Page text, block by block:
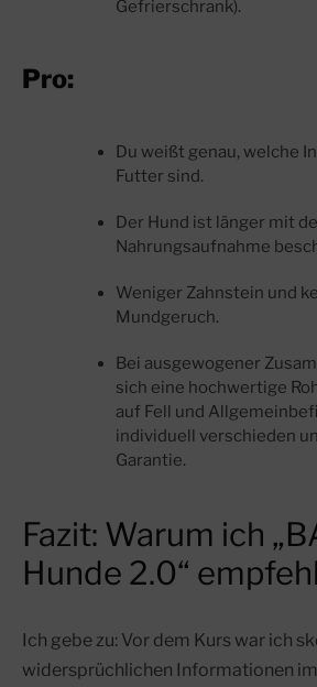
Gefrierschrank).
Pro:
Du weißt genau, welche
Futter sind.
Der Hund ist länger mit
Nahrungsaufnahme
Weniger Zahnstein und
Mundgeruch.
Bei ausgewogener
sich eine hochwertige
auf Fell und
individuell verschieden
Garantie.
Fazit: Warum ich
Hunde 2.0“
Ich gebe zu: Vor dem Kurs war ich
widersprüchlichen Informationen